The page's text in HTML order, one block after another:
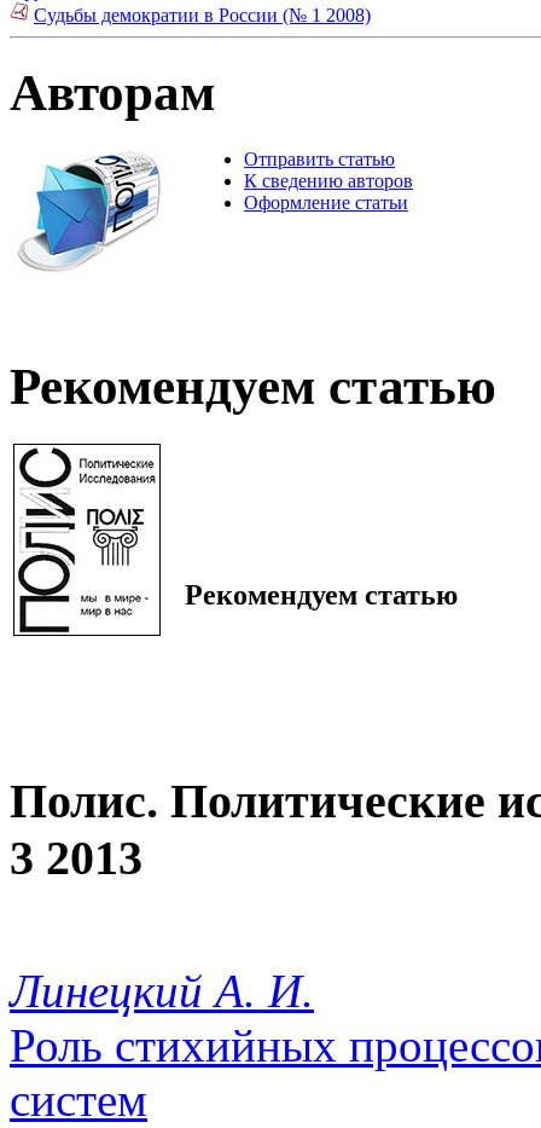
Судьбы демократии в России (№ 1 2008)
Авторам
Отправить статью
К сведению авторов
Оформление статьи
Рекомендуем статью
Рекомендуем статью
Полис. Политические
3 2013
Линецкий А. И.
Роль стихийных
систем